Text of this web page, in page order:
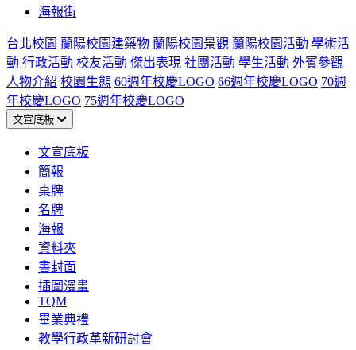
海報街
台北校園 蘭陽校園建築物 蘭陽校園景觀 蘭陽校園活動 學術活
動 行政活動 校友活動 傑出表現 社團活動 學生活動 外賓參觀
人物介紹 校園生態 60週年校慶LOGO 66週年校慶LOGO 70週
年校慶LOGO 75週年校慶LOGO
文宣底板
文宣底板
簡報
桌牌
名牌
海報
資料夾
書封面
插圖漫畫
TQM
畢業典禮
教學行政革新研討會